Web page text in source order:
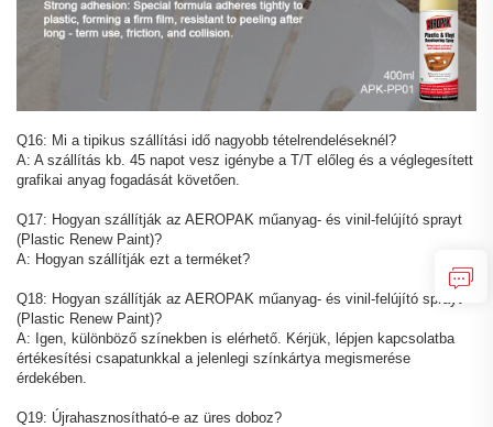
Q16: Mi a tipikus szállítási idő nagyobb tételrendeléseknél?
A: A szállítás kb. 45 napot vesz igénybe a T/T előleg és a véglegesített
grafikai anyag fogadását követően.
Q17: Hogyan szállítják az AEROPAK műanyag- és vinil-felújító sprayt
(Plastic Renew Paint)?
A: Hogyan szállítják ezt a terméket?
Q18: Hogyan szállítják az AEROPAK műanyag- és vinil-felújító sprayt
(Plastic Renew Paint)?
A: Igen, különböző színekben is elérhető. Kérjük, lépjen kapcsolatba
értékesítési csapatunkkal a jelenlegi színkártya megismerése
érdekében.
Q19: Újrahasznosítható-e az üres doboz?